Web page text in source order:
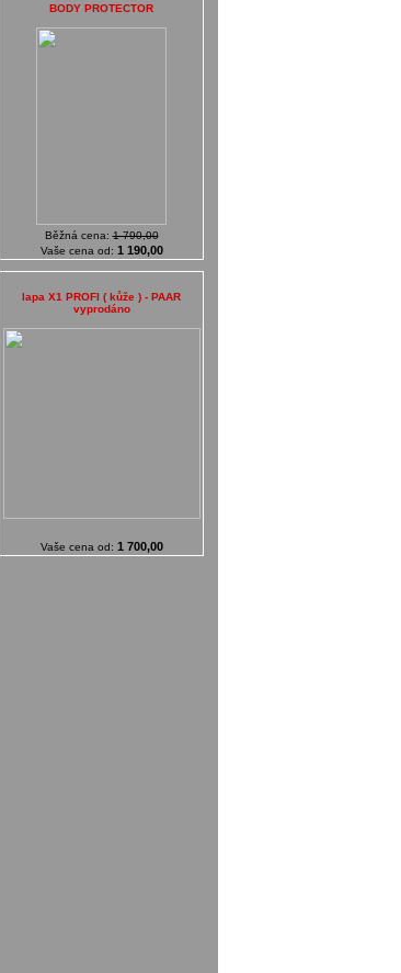
BODY PROTECTOR
Běžná cena:1 790,00
Vaše cena od: 1 190,00
lapa X1 PROFI ( kůže ) - PAAR
vyprodáno
Vaše cena od: 1 700,00